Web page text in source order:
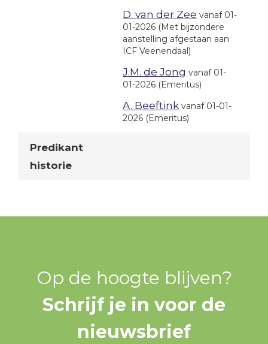
D. van der Zee vanaf 01-
01-2026 (Met bijzondere
aanstelling afgestaan aan
ICF Veenendaal)
J.M. de Jong vanaf 01-
01-2026 (Emeritus)
A. Beeftink vanaf 01-01-
2026 (Emeritus)
Predikant
historie
Op de hoogte blijven?
Schrijf je in voor de
nieuwsbrief